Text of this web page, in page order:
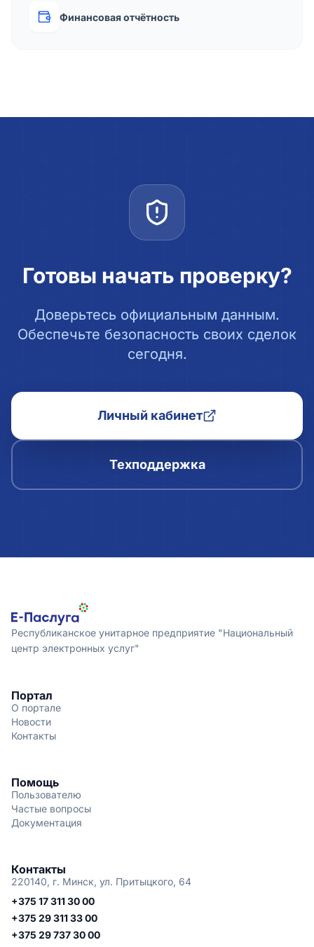
Финансовая отчётность
Готовы начать проверку?
Доверьтесь официальным данным.
Обеспечьте безопасность своих сделок
сегодня.
Личный кабинет
Техподдержка
Республиканское унитарное предприятие "Национальный
центр электронных услуг"
Портал
О портале
Новости
Контакты
Помощь
Пользователю
Частые вопросы
Документация
Контакты
220140, г. Минск, ул. Притыцкого, 64
+375 17 311 30 00
+375 29 311 33 00
+375 29 737 30 00